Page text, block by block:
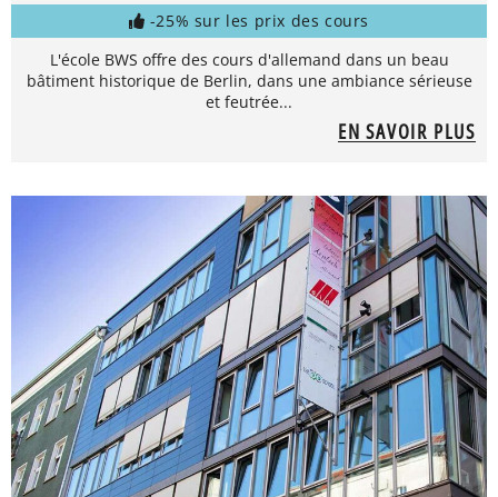
-25% sur les prix des cours
L'école BWS offre des cours d'allemand dans un beau
bâtiment historique de Berlin, dans une ambiance sérieuse
et feutrée...
EN SAVOIR PLUS